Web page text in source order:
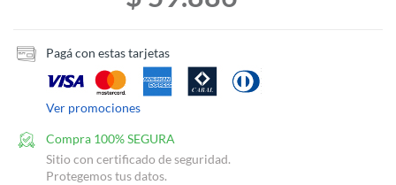
Pagá con estas tarjetas
Ver promociones
Compra 100% SEGURA
Sitio con certificado de seguridad.
Protegemos tus datos.